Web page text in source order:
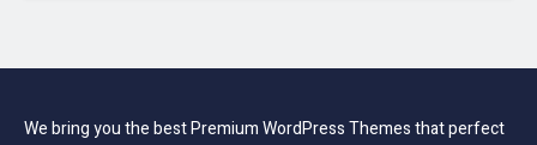
We bring you the best Premium WordPress Themes that perfect